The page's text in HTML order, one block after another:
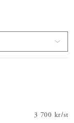
Pris:3 700
3 700 kr/st